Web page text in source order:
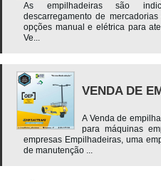
As empilhadeiras são
descarregamento de
opções manual e elétrica para
Ve...
VENDA DE
A Venda de
para máquinas
empresas Empilhadeiras, uma
de manutenção ...